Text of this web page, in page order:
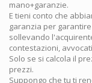
mano+garanzie.
E tieni conto che
garanzia per
sollevando
contestazioni,
Solo se si calcola il
prezzi.
Suppongo che tu ti